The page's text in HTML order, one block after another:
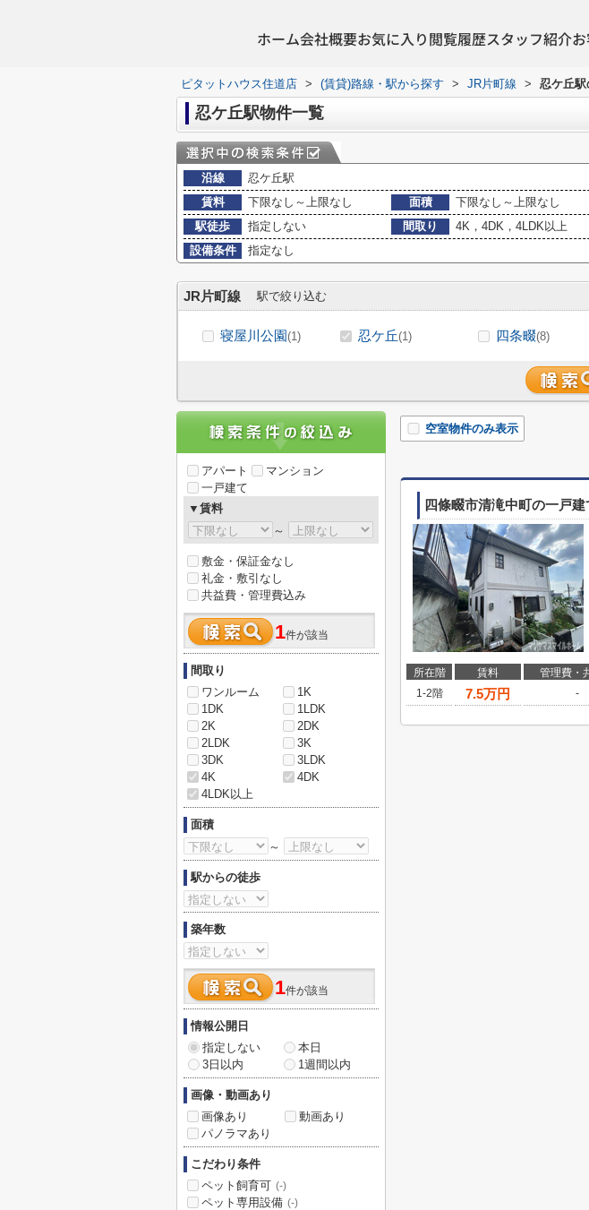
ホーム会社概要お気に入り閲覧履歴スタッフ紹介
ピタットハウス住道店 > (賃貸)路線・駅から探す > JR片町線 > 忍ケ丘駅
忍ケ丘駅物件一覧
沿線
忍ケ丘駅
賃料
下限なし～上限なし 面積 下限なし～上限なし
駅徒歩
指定しない 間取り
4K，4DK，4LDK以上
設備条件
指定なし
JR片町線 駅で絞り込む
寝屋川公園(1) 忍ケ丘(1) 四条畷(8)
空室物件のみ表示
四條畷市清滝中町の一戸建
所在階 賃料 管理費・
1-2階
7.5万円 -
アパート
マンション
一戸建て
▼賃料
～
敷金・保証金なし
礼金・敷引なし
共益費・管理費込み
1件が該当
間取り
ワンルーム
1K
1DK
1LDK
2K
2DK
2LDK
3K
3DK
3LDK
4K
4DK
4LDK以上
面積
～
駅からの徒歩
築年数
1件が該当
情報公開日
指定しない
本日
3日以内
1週間以内
画像・動画あり
画像あり
動画あり
パノラマあり
こだわり条件
ペット飼育可 (-)
ペット専用設備 (-)